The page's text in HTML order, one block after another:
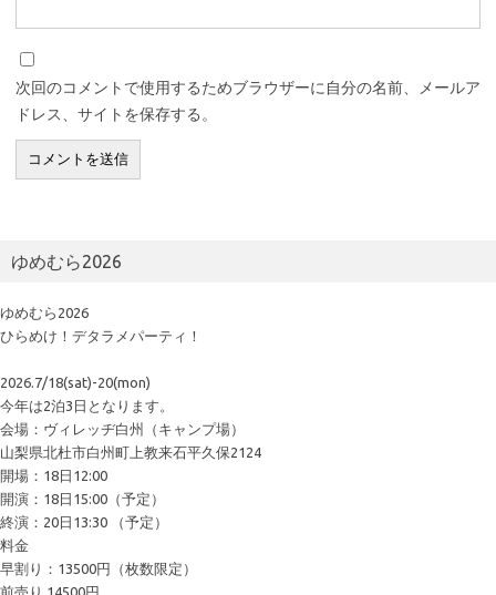
次回のコメントで使用するためブラウザーに自分の名前、メールア
ドレス、サイトを保存する。
ゆめむら2026
ゆめむら2026
ひらめけ！デタラメパーティ！
2026.7/18(sat)-20(mon)
今年は2泊3日となります。
会場：ヴィレッヂ白州（キャンプ場）
山梨県北杜市白州町上教来石平久保2124
開場：18日12:00
開演：18日15:00（予定）
終演：20日13:30 （予定）
料金
早割り：13500円（枚数限定）
前売り 14500円